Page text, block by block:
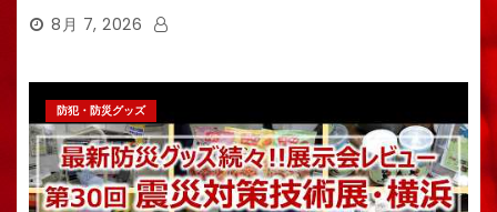
8月 7, 2026
防犯・防災グッズ